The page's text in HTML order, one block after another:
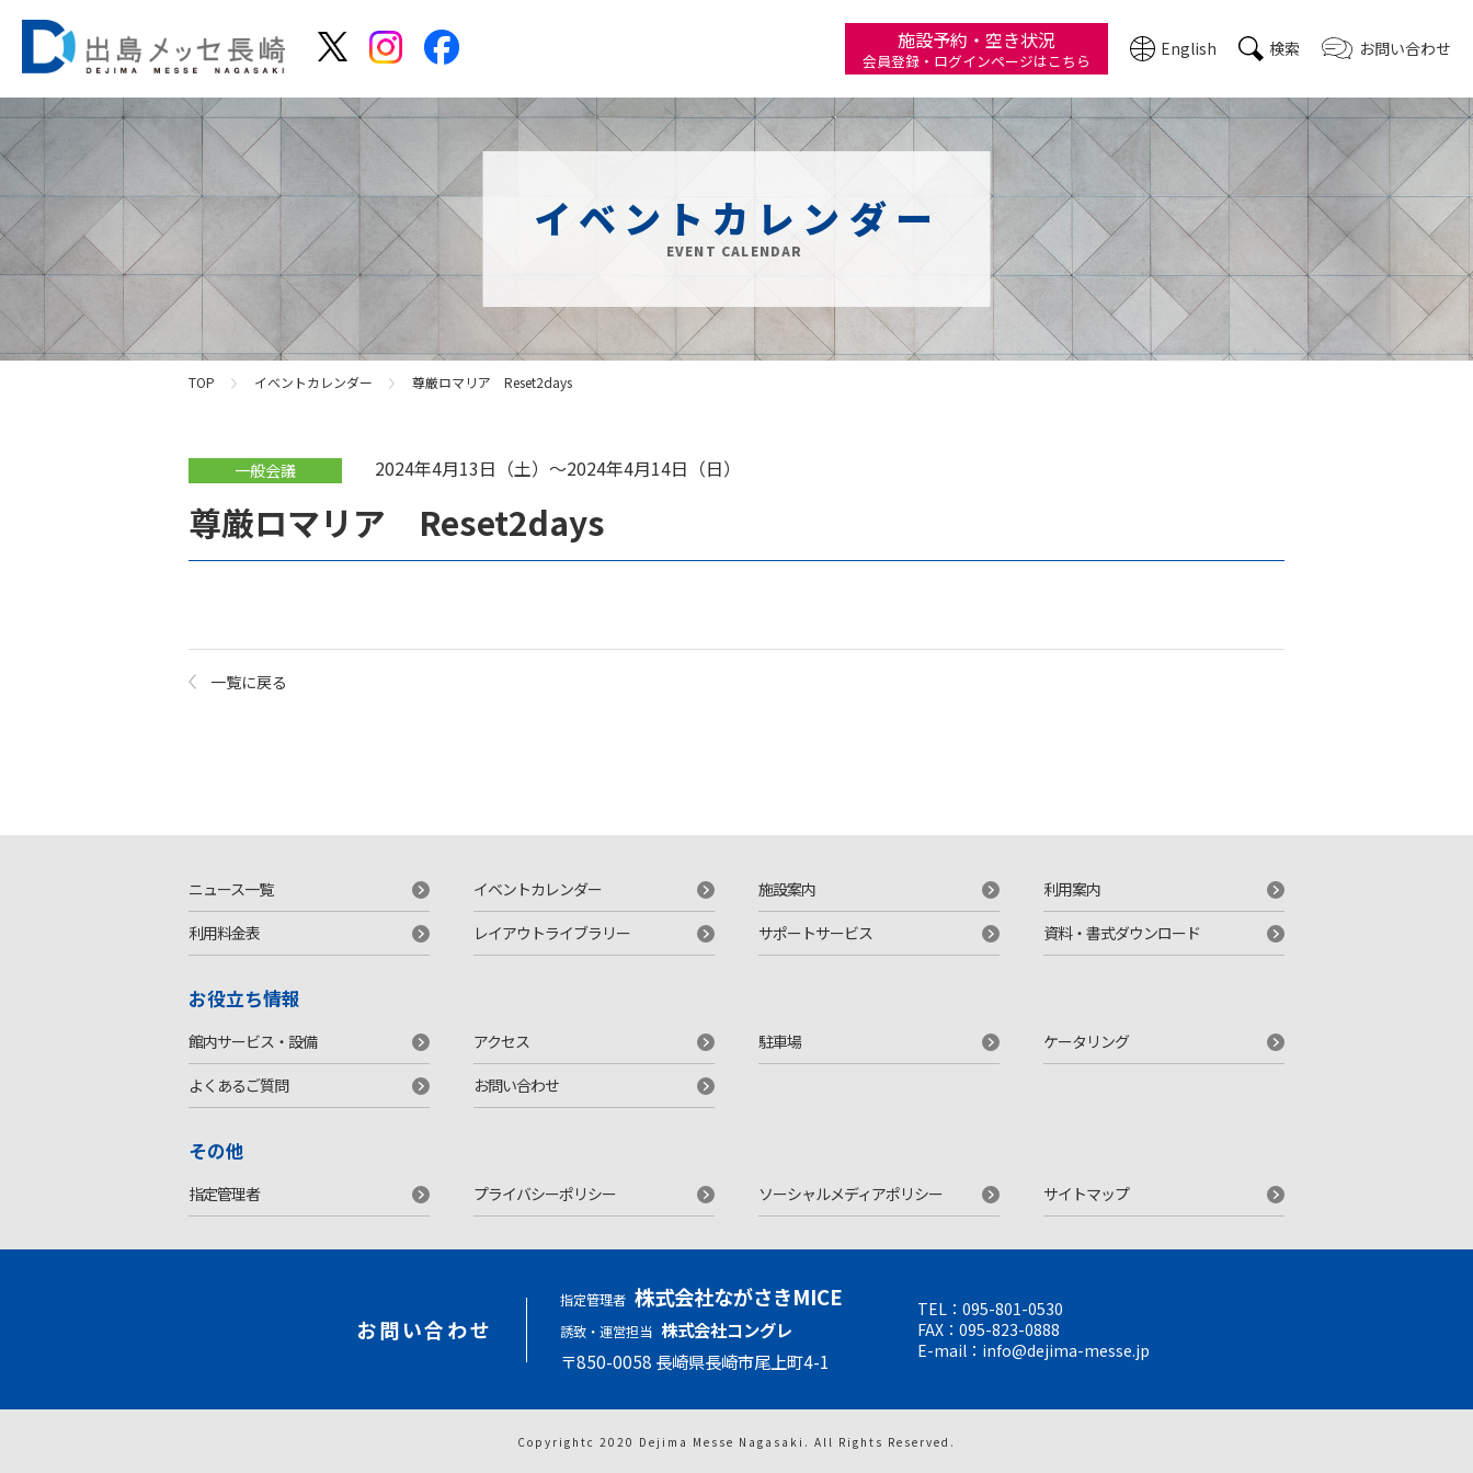
施設予約・空き状況
会員登録・ログインページはこちら
English 検索 お問い合わせ
イベントカレンダー
EVENT CALENDAR
TOP イベントカレンダー 尊厳ロマリア Reset2days
一般会議 2024年4月13日（土）～2024年4月14日（日）
尊厳ロマリア Reset2days
一覧に戻る
ニュース一覧 イベントカレンダー 施設案内
利用案内
利用料金表
レイアウトライブラリー サポートサービス 資料・書式ダウンロード
お役立ち情報
館内サービス・設備 アクセス 駐車場
ケータリング
よくあるご質問
お問い合わせ
その他
指定管理者 プライバシーポリシー ソーシャルメディアポリシー サイトマップ
お問い合わせ
指定管理者 株式会社ながさきMICE
誘致・運営担当 株式会社コングレ
〒850-0058 ⻑崎県⻑崎市尾上町4-1
TEL： 095-801-0530
FAX：095-823-0888
E-mail： info@dejima-messe.jp
Copyrightc 2020 Dejima Messe Nagasaki. All Rights Reserved.